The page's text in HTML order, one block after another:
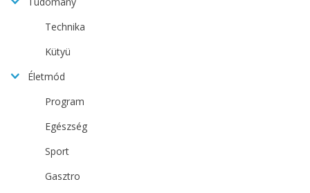
Technika
Kütyü
Életmód
Program
Egészség
Sport
Gasztro